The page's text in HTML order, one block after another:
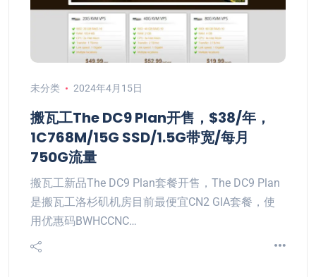
未分类 2024年4月15日
搬瓦工The DC9 Plan开售，$38/年，
1C768M/15G SSD/1.5G带宽/每月
750G流量
搬瓦工新品The DC9 Plan套餐开售，The DC9 Plan
是搬瓦工洛杉矶机房目前最便宜CN2 GIA套餐，使
用优惠码BWHCCNC…